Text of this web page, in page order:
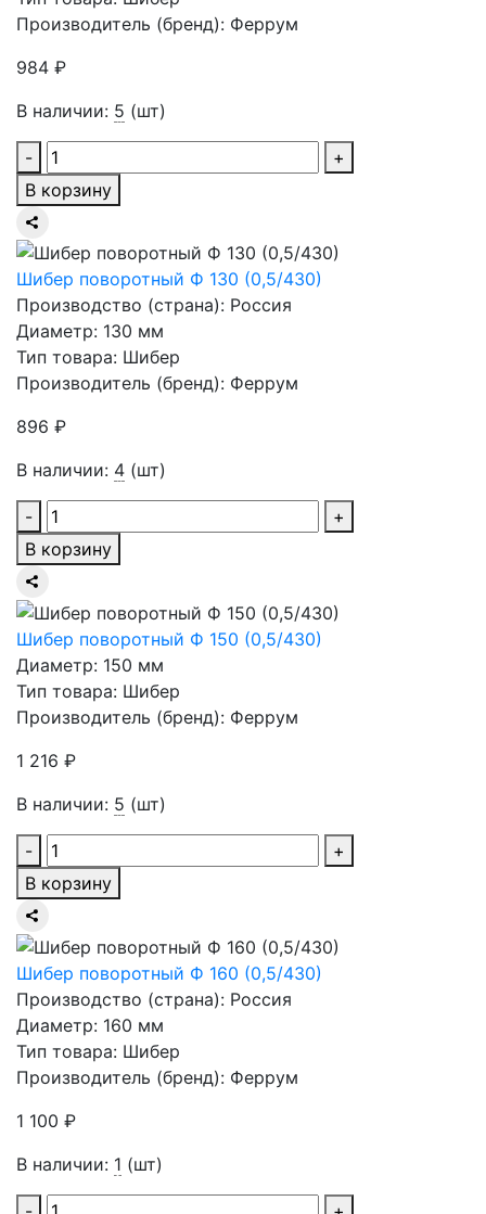
Производитель (бренд): Феррум
984 ₽
В наличии: 5 (шт)
-
+
В корзину
Шибер поворотный Ф 130 (0,5/430)
Производство (страна): Россия
Диаметр: 130 мм
Тип товара: Шибер
Производитель (бренд): Феррум
896 ₽
В наличии: 4 (шт)
-
+
В корзину
Шибер поворотный Ф 150 (0,5/430)
Диаметр: 150 мм
Тип товара: Шибер
Производитель (бренд): Феррум
1 216 ₽
В наличии: 5 (шт)
-
+
В корзину
Шибер поворотный Ф 160 (0,5/430)
Производство (страна): Россия
Диаметр: 160 мм
Тип товара: Шибер
Производитель (бренд): Феррум
1 100 ₽
В наличии: 1 (шт)